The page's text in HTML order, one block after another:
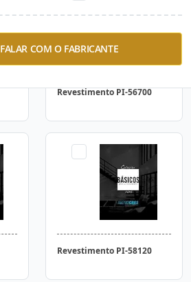
FALAR COM O FABRICANTE
Revestimento PI-56700
Revestimento PI-58120